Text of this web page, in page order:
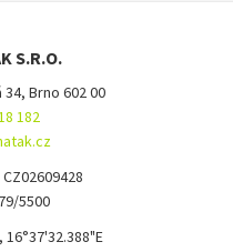
S.R.O.
Brno 602 00
182
CZ02609428
5500
16°37'32.388"E